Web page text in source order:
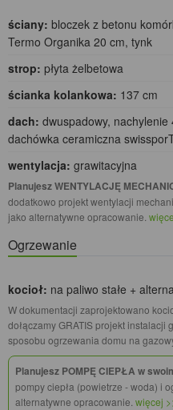
ściany: bloczek z betonu
Termo Organika 20 cm, tynk
strop: płyta żelbetowa
ścianka kolankowa: 137 cm
dach: dwuspadowy,
dachówka ceramiczna
wentylacja: grawitacyjna
Planujesz WENTYLACJĘ
dodatkowo projekt wentylacji
jako alternatywne opracowanie.
Ogrzewanie
kocioł: na paliwo stałe +
W dokumentacji zaprojektowano
dołączamy GRATIS projekt instalacji
sposobu ogrzewania domu na
Planujesz POMPĘ CIEPŁA w
pompy ciepła (powietrze - woda) i
alternatywne opracowanie. więcej